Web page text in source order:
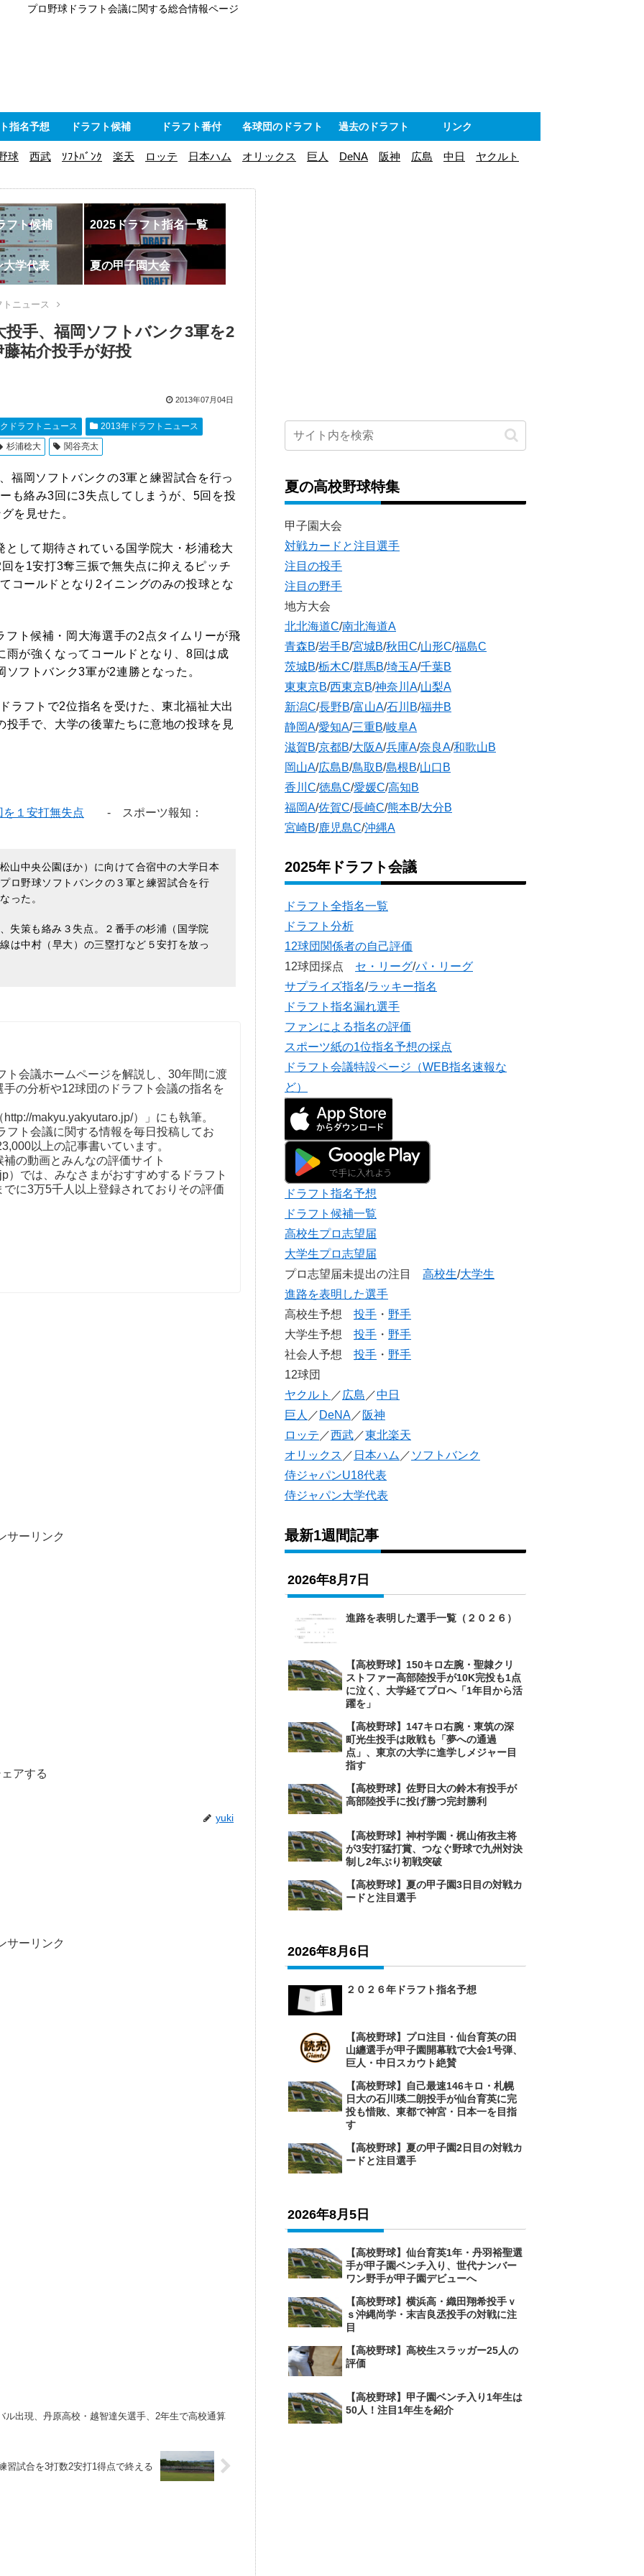
プロ野球ドラフト会議に関する総合情報ページ
指名予想 ドラフト候補 ドラフト番付 各球団のドラフト 過去のドラフト リンク
球 西武 ｿﾌﾄﾊﾞﾝｸ 楽天 ロッテ 日本ハム オリックス 巨人 DeNA 阪神 広島 中日 ヤクルト
フト候補 2025ドラフト指名一覧
大学代表 夏の甲子園大会
ニュース
手、福岡ソフトバンク3軍を2
祐介投手が好投
2013年07月04日
ドラフトニュース
2013年ドラフトニュース
杉浦稔大
関谷亮太
岡ソフトバンクの3軍と練習試合を行っ
も絡み3回に3失点してしまうが、5回を投
を見せた。
して期待されている国学院大・杉浦稔大
を1安打3奪三振で無失点に抑えるピッチ
コールドとなり2イニングのみの投球とな
ト候補・岡大海選手の2点タイムリーが飛
が強くなってコールドとなり、8回は成
フトバンク3軍が2連勝となった。
フトで2位指名を受けた、東北福祉大出
手で、大学の後輩たちに意地の投球を見
１安打無失点 - スポーツ報知：
中央公園ほか）に向けて合宿中の大学日本
ロ野球ソフトバンクの３軍と練習試合を行
った。
策も絡み３失点。２番手の杉浦（国学院
は中村（早大）の三塁打など５安打を放っ
会議ホームページを解説し、30年間に渡
の分析や12球団のドラフト会議の指名を
makyu.yakyutaro.jp/）」にも執筆。
ト会議に関する情報を毎日投稿してお
以上の記事書いています。
の動画とみんなの評価サイト
）では、みなさまがおすすめするドラフト
に3万5千人以上登録されておりその評価
サーリンク
アする
yuki
サーリンク
ル出現、丹原高校・越智達矢選手、2年生で高校通算
習試合を3打数2安打1得点で終える
夏の高校野球特集
甲子園大会
対戦カードと注目選手
注目の投手
注目の野手
地方大会
北北海道C/南北海道A
青森B/岩手B/宮城B/秋田C/山形C/福島C
茨城B/栃木C/群馬B/埼玉A/千葉B
東東京B/西東京B/神奈川A/山梨A
新潟C/長野B/富山A/石川B/福井B
静岡A/愛知A/三重B/岐阜A
滋賀B/京都B/大阪A/兵庫A/奈良A/和歌山B
岡山A/広島B/鳥取B/島根B/山口B
香川C/徳島C/愛媛C/高知B
福岡A/佐賀C/長崎C/熊本B/大分B
宮崎B/鹿児島C/沖縄A
2025年ドラフト会議
ドラフト全指名一覧
ドラフト分析
12球団関係者の自己評価
12球団採点 セ・リーグ/パ・リーグ
サプライズ指名/ラッキー指名
ドラフト指名漏れ選手
ファンによる指名の評価
スポーツ紙の1位指名予想の採点
ドラフト会議特設ページ（WEB指名速報な
ど）
ドラフト指名予想
ドラフト候補一覧
高校生プロ志望届
大学生プロ志望届
プロ志望届未提出の注目 高校生/大学生
進路を表明した選手
高校生予想 投手 ・ 野手
大学生予想 投手 ・ 野手
社会人予想 投手 ・ 野手
12球団
ヤクルト ／ 広島 ／中日
巨人 ／ DeNA ／ 阪神
ロッテ ／西武 ／東北楽天
オリックス ／ 日本ハム ／ ソフトバンク
侍ジャパンU18代表
侍ジャパン大学代表
最新1週間記事
2026年8月7日
進路を表明した選手一覧（２０２６）
【高校野球】150キロ左腕・聖隷クリ
ストファー高部陸投手が10K完投も1点
に泣く、大学経てプロへ「1年目から活
躍を」
【高校野球】147キロ右腕・東筑の深
町光生投手は敗戦も「夢への通過
点」、東京の大学に進学しメジャー目
指す
【高校野球】佐野日大の鈴木有投手が
高部陸投手に投げ勝つ完封勝利
【高校野球】神村学園・梶山侑孜主将
が3安打猛打賞、つなぐ野球で九州対決
制し2年ぶり初戦突破
【高校野球】夏の甲子園3日目の対戦カ
ードと注目選手
2026年8月6日
２０２６年ドラフト指名予想
【高校野球】プロ注目・仙台育英の田
山纏選手が甲子園開幕戦で大会1号弾、
巨人・中日スカウト絶賛
【高校野球】自己最速146キロ・札幌
日大の石川瑛二朗投手が仙台育英に完
投も惜敗、東都で神宮・日本一を目指
す
【高校野球】夏の甲子園2日目の対戦カ
ードと注目選手
2026年8月5日
【高校野球】仙台育英1年・丹羽裕聖選
手が甲子園ベンチ入り、世代ナンバー
ワン野手が甲子園デビューへ
【高校野球】横浜高・織田翔希投手ｖ
ｓ沖縄尚学・末吉良丞投手の対戦に注
目
【高校野球】高校生スラッガー25人の
評価
【高校野球】甲子園ベンチ入り1年生は
50人！注目1年生を紹介